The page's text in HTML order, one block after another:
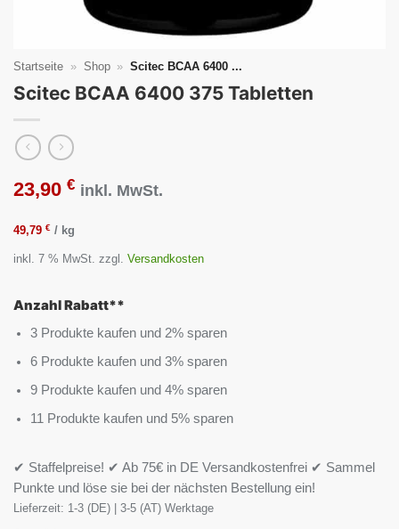
Startseite » Shop » Scitec BCAA 6400 ...
Scitec BCAA 6400 375 Tabletten
23,90 € inkl. MwSt.
49,79 € / kg
inkl. 7 % MwSt. zzgl. Versandkosten
Anzahl Rabatt**
3 Produkte kaufen und 2% sparen
6 Produkte kaufen und 3% sparen
9 Produkte kaufen und 4% sparen
11 Produkte kaufen und 5% sparen
✔ Staffelpreise! ✔ Ab 75€ in DE Versandkostenfrei ✔ Sammel
Punkte und löse sie bei der nächsten Bestellung ein!
Lieferzeit: 1-3 (DE) | 3-5 (AT) Werktage